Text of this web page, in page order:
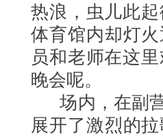
热浪，虫儿此
体育馆内却灯
员和老师在这
晚会呢。
场内，在副
展开了激烈的